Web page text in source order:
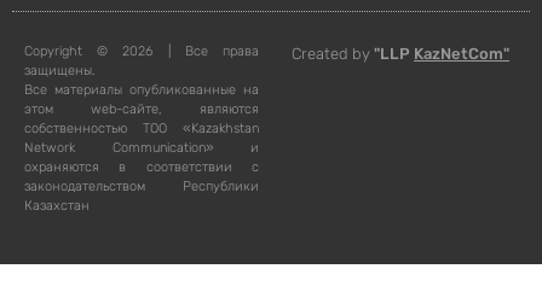
Copyright © 2026 | Все права
защищены.
Все материалы опубликованные на
этом web-сайте, являются
собственностью ТОО «Kazakhstan
Network Communication» и
охраняются в соответствии с
законодательством Республики
Казахстан
Created by "LLP KazNetCom"